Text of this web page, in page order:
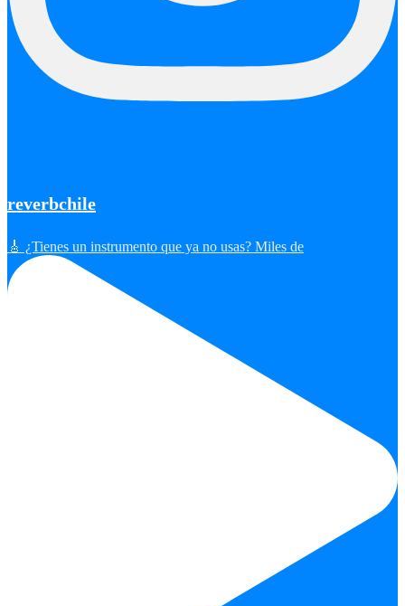
reverbchile
🎸 ¿Tienes un instrumento que ya no usas? Miles de